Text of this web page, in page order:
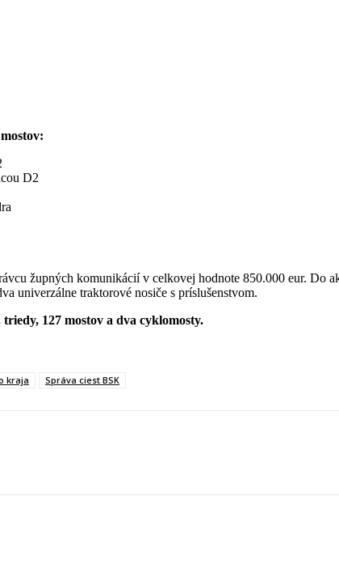
D2
župných komunikácií v celkovej hodnote 850.000 eur. Do
univerzálne traktorové nosiče s príslušenstvom.
127 mostov a dva cyklomosty.
kraja Správa ciest BSK